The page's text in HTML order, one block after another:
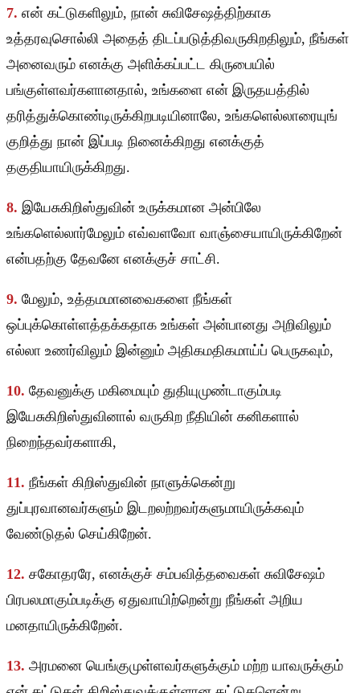
7. என் கட்டுகளிலும், நான் சுவிசேஷத்திற்காக
உத்தரவுசொல்லி அதைத் திடப்படுத்திவருகிறதிலும், நீங்கள்
அனைவரும் எனக்கு அளிக்கப்பட்ட கிருபையில்
பங்குள்ளவர்களானதால், உங்களை என் இருதயத்தில்
தரித்துக்கொண்டிருக்கிறபடியினாலே, உங்களெல்லாரையுங்
குறித்து நான் இப்படி நினைக்கிறது எனக்குத்
தகுதியாயிருக்கிறது.
8. இயேசுகிறிஸ்துவின் உருக்கமான அன்பிலே
உங்களெல்லார்மேலும் எவ்வளவோ வாஞ்சையாயிருக்கிறேன்
என்பதற்கு தேவனே எனக்குச் சாட்சி.
9. மேலும், உத்தமமானவைகளை நீங்கள்
ஒப்புக்கொள்ளத்தக்கதாக உங்கள் அன்பானது அறிவிலும்
எல்லா உணர்விலும் இன்னும் அதிகமதிகமாய்ப் பெருகவும்,
10. தேவனுக்கு மகிமையும் துதியுமுண்டாகும்படி
இயேசுகிறிஸ்துவினால் வருகிற நீதியின் கனிகளால்
நிறைந்தவர்களாகி,
11. நீங்கள் கிறிஸ்துவின் நாளுக்கென்று
துப்புரவானவர்களும் இடறலற்றவர்களுமாயிருக்கவும்
வேண்டுதல் செய்கிறேன்.
12. சகோதரரே, எனக்குச் சம்பவித்தவைகள் சுவிசேஷம்
பிரபலமாகும்படிக்கு ஏதுவாயிற்றென்று நீங்கள் அறிய
மனதாயிருக்கிறேன்.
13. அரமனை யெங்குமுள்ளவர்களுக்கும் மற்ற யாவருக்கும்